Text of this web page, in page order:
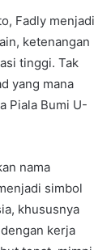
Fadly menjadi
ketenangan
tinggi. Tak
yang mana
Piala Bumi U-
nama
simbol
khususnya
kerja